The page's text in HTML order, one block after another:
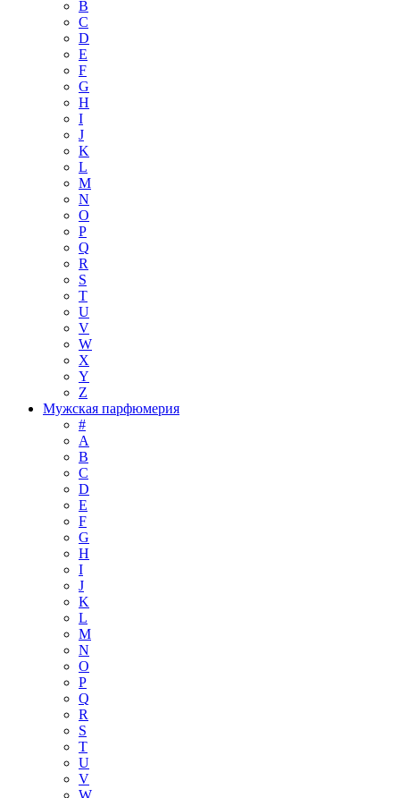
B
C
D
E
F
G
H
I
J
K
L
M
N
O
P
Q
R
S
T
U
V
W
X
Y
Z
Мужская парфюмерия
#
A
B
C
D
E
F
G
H
I
J
K
L
M
N
O
P
Q
R
S
T
U
V
W